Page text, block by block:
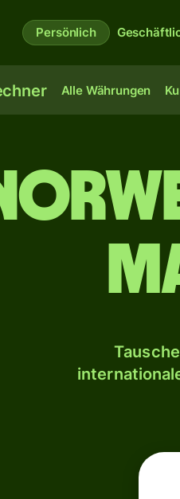
Persönlich
Alle Währungen